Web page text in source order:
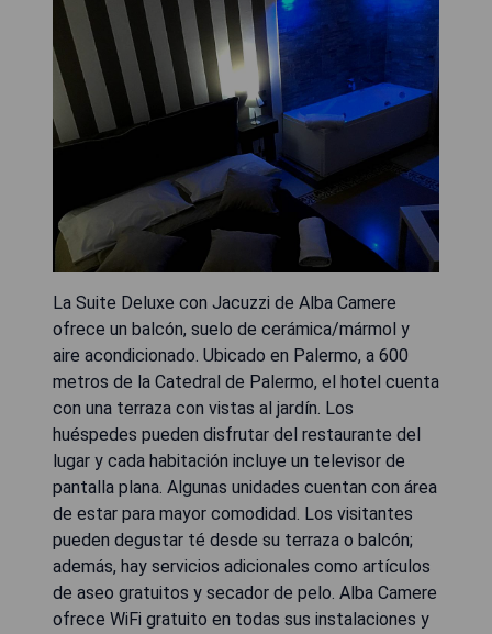
La Suite Deluxe con Jacuzzi de Alba Camere
ofrece un balcón, suelo de cerámica/mármol y
aire acondicionado. Ubicado en Palermo, a 600
metros de la Catedral de Palermo, el hotel cuenta
con una terraza con vistas al jardín. Los
huéspedes pueden disfrutar del restaurante del
lugar y cada habitación incluye un televisor de
pantalla plana. Algunas unidades cuentan con área
de estar para mayor comodidad. Los visitantes
pueden degustar té desde su terraza o balcón;
además, hay servicios adicionales como artículos
de aseo gratuitos y secador de pelo. Alba Camere
ofrece WiFi gratuito en todas sus instalaciones y